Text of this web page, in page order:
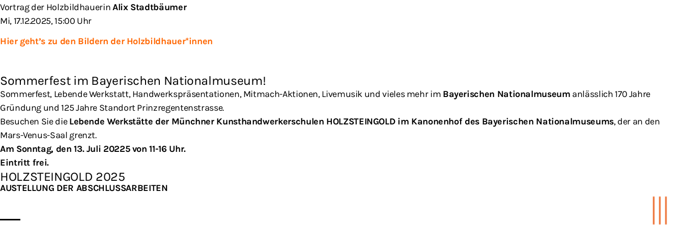
Vortrag der HolzbildhauerinAlix Stadtbäumer
Mi, 17.12.2025, 15:00 Uhr
Hier geht’s zu den Bildern der Holzbildhauer*innen
Sommerfest im Bayerischen Nationalmuseum!
Sommerfest, Lebende Werkstatt, Handwerkspräsentationen, Mitmach-Aktionen, Livemusik und vieles mehr im Bayerischen Nationalmuseum anlässlich 170 Jahre
Gründung und 125 Jahre Standort Prinzregentenstrasse.
Besuchen Sie dieLebende Werkstätte der Münchner Kunsthandwerkerschulen HOLZSTEINGOLD im Kanonenhof des Bayerischen Nationalmuseums, der an den
Mars-Venus-Saal grenzt.
Am Sonntag, den 13. Juli 20225 von 11-16 Uhr.
Eintritt frei.
HOLZSTEINGOLD 2025
AUSTELLUNG DER ABSCHLUSSARBEITEN